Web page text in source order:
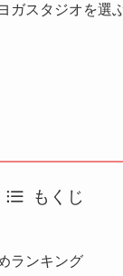
スタジオを選
もくじ
ランキング